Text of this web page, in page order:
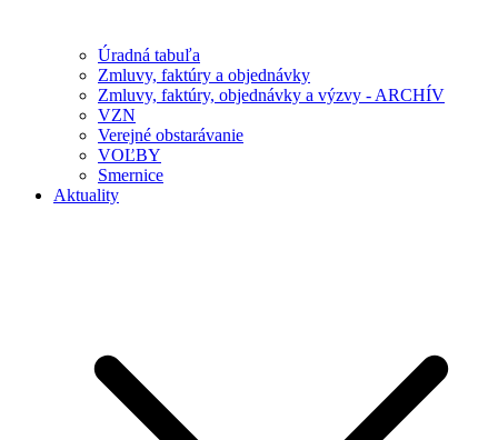
Úradná tabuľa
Zmluvy, faktúry a objednávky
Zmluvy, faktúry, objednávky a výzvy - ARCHÍV
VZN
Verejné obstarávanie
VOĽBY
Smernice
Aktuality